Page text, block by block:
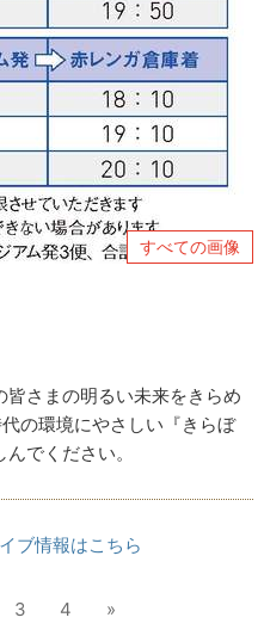
すべての画像
皆さまの明るい未来をきらめ
の環境にやさしい『きらぼ
でください。
ブ情報はこちら
3 4 »